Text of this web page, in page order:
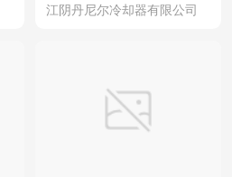
江阴丹尼尔冷却器有限公司